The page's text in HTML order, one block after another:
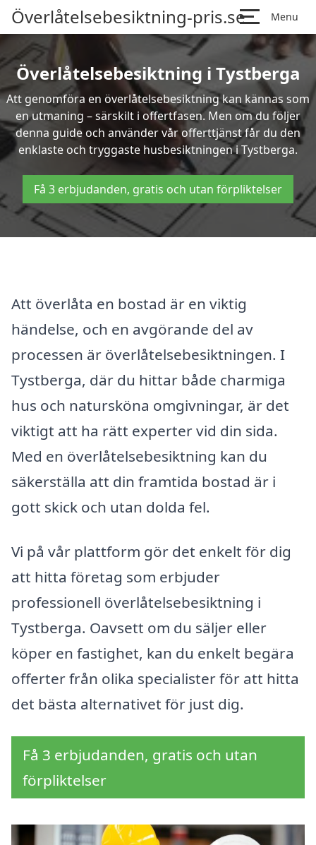
Överlåtelsebesiktning-pris.se Menu
Överlåtelsebesiktning i Tystberga
Att genomföra en överlåtelsebesiktning kan kännas som
en utmaning – särskilt i offertfasen. Men om du följer
denna guide och använder vår offerttjänst får du den
enklaste och tryggaste husbesiktningen i Tystberga.
Få 3 erbjudanden, gratis och utan förpliktelser
Att överlåta en bostad är en viktig
händelse, och en avgörande del av
processen är överlåtelsebesiktningen. I
Tystberga, där du hittar både charmiga
hus och natursköna omgivningar, är det
viktigt att ha rätt experter vid din sida.
Med en överlåtelsebesiktning kan du
säkerställa att din framtida bostad är i
gott skick och utan dolda fel.
Vi på vår plattform gör det enkelt för dig
att hitta företag som erbjuder
professionell överlåtelsebesiktning i
Tystberga. Oavsett om du säljer eller
köper en fastighet, kan du enkelt begära
offerter från olika specialister för att hitta
det bästa alternativet för just dig.
Få 3 erbjudanden, gratis och utan
förpliktelser